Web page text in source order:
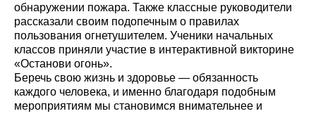
обнаружении пожара. Также классные руководители
рассказали своим подопечным о правилах
пользования огнетушителем. Ученики начальных
классов приняли участие в интерактивной викторине
«Останови огонь».
Беречь свою жизнь и здоровье — обязанность
каждого человека, и именно благодаря подобным
мероприятиям мы становимся внимательнее и